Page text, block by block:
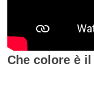
Che colore è